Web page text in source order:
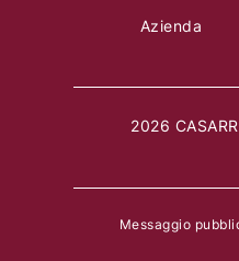
Azienda
2026
Messaggio